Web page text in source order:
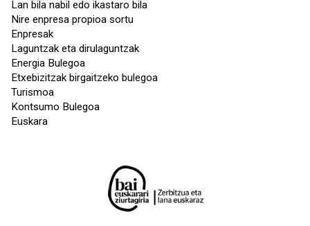
Lan bila nabil edo ikastaro bila
Nire enpresa propioa sortu
Enpresak
Laguntzak eta dirulaguntzak
Energia Bulegoa
Etxebizitzak birgaitzeko bulegoa
Turismoa
Kontsumo Bulegoa
Euskara